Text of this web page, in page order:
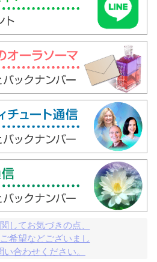
してお気づきの点、
希望などございまし
い合わせください。